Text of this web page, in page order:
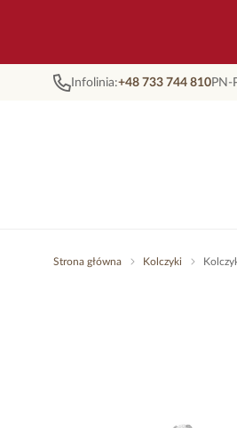
Infolinia:+48 733 744 810PN-
Strona główna Kolczyki